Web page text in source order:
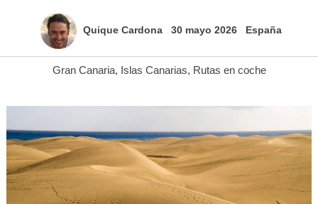
Quique Cardona 30 mayo 2026 España
Gran Canaria, Islas Canarias, Rutas en coche